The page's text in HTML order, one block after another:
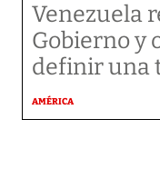
Venezuela
Gobierno y
definir una
AMÉRICA